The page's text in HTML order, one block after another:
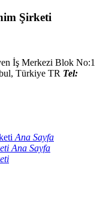
Şirketi
İş Merkezi Blok No:1
, Türkiye TR Tel:
Ana Sayfa
Ana Sayfa